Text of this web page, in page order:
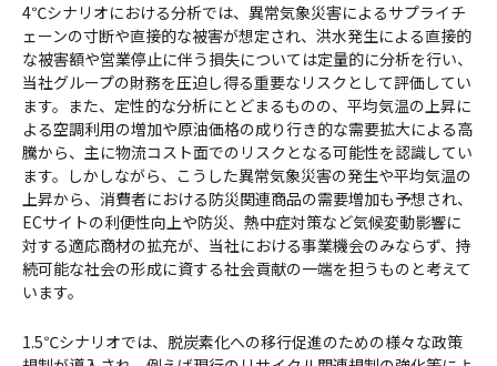
4℃シナリオにおける分析では、異常気象災害によるサプライチ
ェーンの寸断や直接的な被害が想定され、洪水発生による直接的
な被害額や営業停止に伴う損失については定量的に分析を行い、
当社グループの財務を圧迫し得る重要なリスクとして評価してい
ます。また、定性的な分析にとどまるものの、平均気温の上昇に
よる空調利用の増加や原油価格の成り行き的な需要拡大による高
騰から、主に物流コスト面でのリスクとなる可能性を認識してい
ます。しかしながら、こうした異常気象災害の発生や平均気温の
上昇から、消費者における防災関連商品の需要増加も予想され、
ECサイトの利便性向上や防災、熱中症対策など気候変動影響に
対する適応商材の拡充が、当社における事業機会のみならず、持
続可能な社会の形成に資する社会貢献の一端を担うものと考えて
います。
1.5℃シナリオでは、脱炭素化への移行促進のための様々な政策